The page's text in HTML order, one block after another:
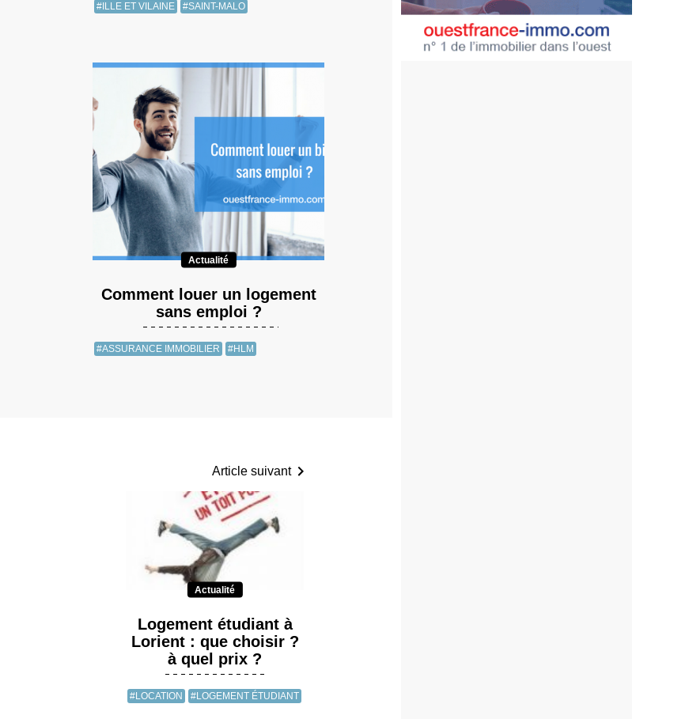
#ILLE ET VILAINE #SAINT-MALO
Actualité
Comment louer un logement
sans emploi ?
#ASSURANCE IMMOBILIER #HLM
Article suivant
Actualité
Logement étudiant à
Lorient : que choisir ?
à quel prix ?
#LOCATION #LOGEMENT ÉTUDIANT